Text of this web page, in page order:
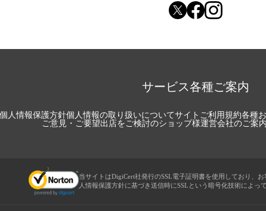
サービス各種ご案内
人情報保護方針個人情報の取り扱いについてサイトご利用規約各種
ご意見・ご要望出店をご検討のショップ様運営会社のご案内
当サイトはDigiCert社発行のSSL電子証明書を使用しており、
人情報保護方針に基づき送信時にSSLという暗号化技術によっ